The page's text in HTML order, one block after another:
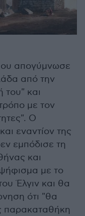
απογύμνωσε
από την
του" και
με τον
Ο
εναντίον της
εμπόδισε τη
και
με το
Έλγιν και θα
ότι "θα
παρακαταθήκη